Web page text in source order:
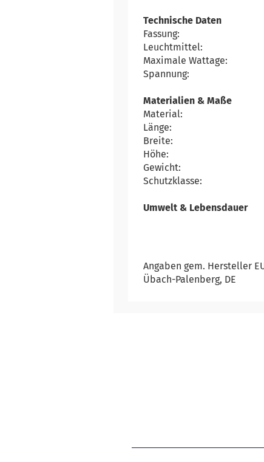
Technische Daten
Fassung:
Leuchtmittel:
Maximale Wattage:
Spannung:
Materialien & Maße
Material:
Länge:
Breite:
Höhe:
Gewicht:
Schutzklasse:
Umwelt & Lebensdauer
Angaben gem. Hersteller
Übach-Palenberg, DE